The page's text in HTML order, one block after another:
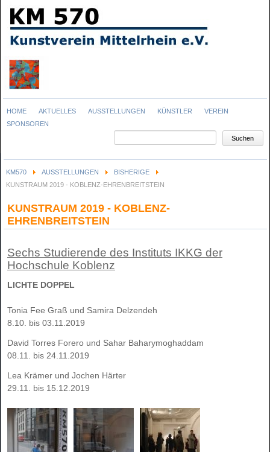
Navigation
überspringen
HOME AKTUELLES AUSSTELLUNGEN KÜNSTLER
VEREIN
SPONSOREN
Suchen
KM570 AUSSTELLUNGEN
BISHERIGE
KUNSTRAUM 2019 - KOBLENZ-EHRENBREITSTEIN
KUNSTRAUM 2019 - KOBLENZ-
EHRENBREITSTEIN
Sechs Studierende des Instituts IKKG der
Hochschule Koblenz
LICHTE DOPPEL
Tonia Fee Graß und Samira Delzendeh
8.10. bis 03.11.2019
David Torres Forero und Sahar Baharymoghaddam
08.11. bis 24.11.2019
Lea Krämer und Jochen Härter
29.11. bis 15.12.2019